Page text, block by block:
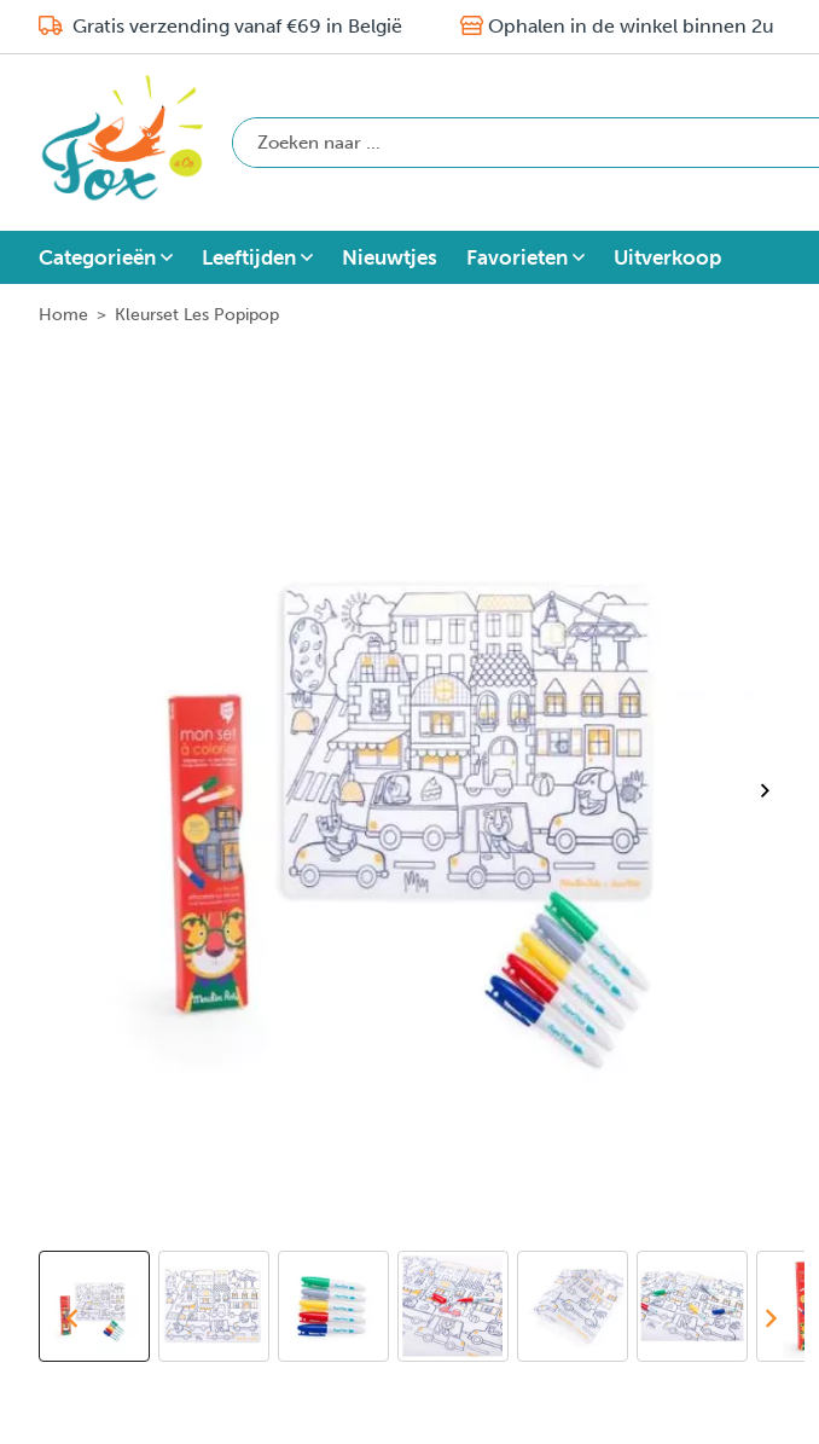
Gratis verzending vanaf €69 in België Ophalen in de winkel binnen 2u
Categorieën Leeftijden Nieuwtjes Favorieten Uitverkoop
Home > Kleurset Les Popipop